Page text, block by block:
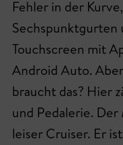
Fehler in der
Sechspunktgurten
Touchscreen mit
Android Auto.
braucht das? Hier
und Pedalerie.
leiser Cruiser. Er